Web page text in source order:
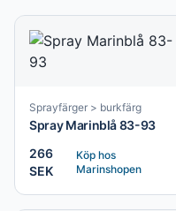
Sprayfärger > burkfärg
Spray Marinblå 83-93
266
SEK
Köp hos
Marinshopen